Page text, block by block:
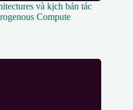
và kịch bản tác
Compute